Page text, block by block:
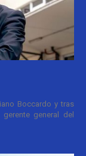
Boccardo y tras
general del